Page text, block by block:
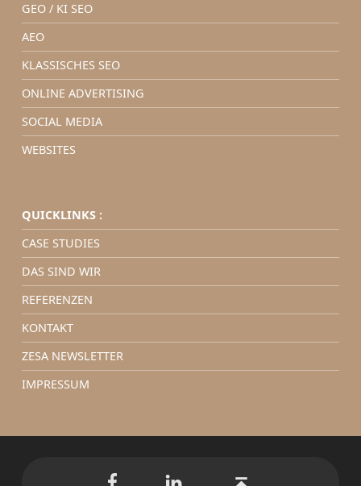
GEO / KI SEO
AEO
KLASSISCHES SEO
ONLINE ADVERTISING
SOCIAL MEDIA
WEBSITES
QUICKLINKS :
CASE STUDIES
DAS SIND WIR
REFERENZEN
KONTAKT
ZESA NEWSLETTER
IMPRESSUM